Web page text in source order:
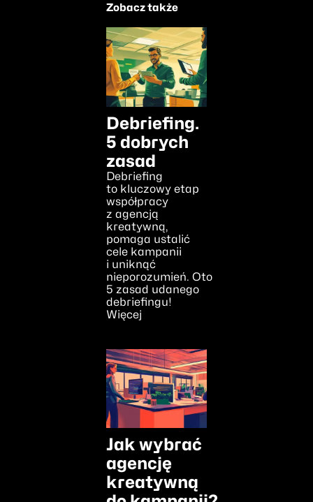
Zobacz także
Debriefing.
5 dobrych
zasad
Debriefing
to kluczowy etap
współpracy
z agencją
kreatywną,
pomaga ustalić
cele kampanii
i uniknąć
nieporozumień. Oto
5 zasad udanego
debriefingu!
Więcej
Jak wybrać
agencję
kreatywną